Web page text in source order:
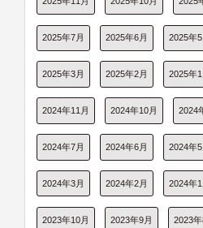
2025年7月 2025年6月 2025年5
2025年3月 2025年2月 2025年1
2024年11月 2024年10月 2024
2024年7月 2024年6月 2024年5
2024年3月 2024年2月 2024年1
2023年10月 2023年9月 2023年